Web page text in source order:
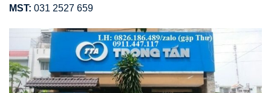
MST: 031 2527 659